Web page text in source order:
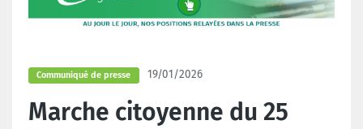
Communiqué de presse 19/01/2026
Marche citoyenne du 25